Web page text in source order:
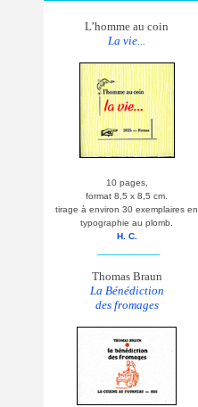
L’homme au coin
La vie...
10 pages,
format 8,5 x 8,5 cm.
tirage à environ 30 exemplaires en
typographie au plomb.
H. C.
Thomas Braun
La Bénédiction
des fromages